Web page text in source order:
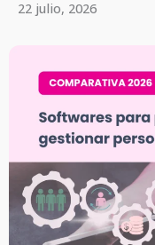
22 julio, 2026